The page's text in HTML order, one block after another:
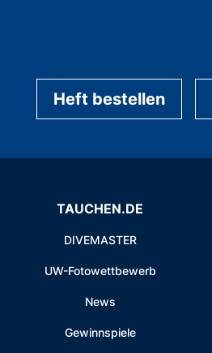
Heft bestellen
TAUCHEN.DE
DIVEMASTER
UW-Fotowettbewerb
News
Gewinnspiele